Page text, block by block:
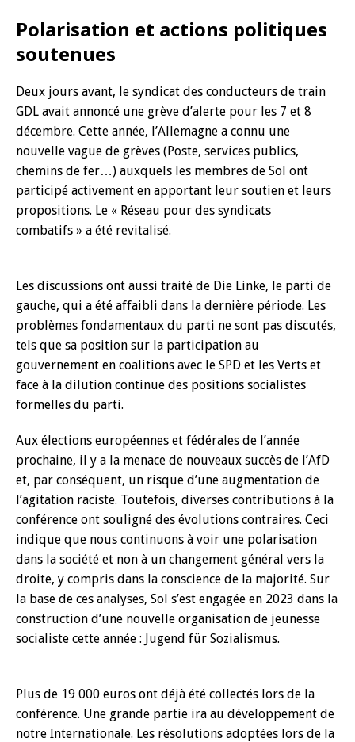
Polarisation et actions politiques
soutenues
Deux jours avant, le syndicat des conducteurs de train
GDL avait annoncé une grève d’alerte pour les 7 et 8
décembre. Cette année, l’Allemagne a connu une
nouvelle vague de grèves (Poste, services publics,
chemins de fer…) auxquels les membres de Sol ont
participé activement en apportant leur soutien et leurs
propositions. Le « Réseau pour des syndicats
combatifs » a été revitalisé.
Les discussions ont aussi traité de Die Linke, le parti de
gauche, qui a été affaibli dans la dernière période. Les
problèmes fondamentaux du parti ne sont pas discutés,
tels que sa position sur la participation au
gouvernement en coalitions avec le SPD et les Verts et
face à la dilution continue des positions socialistes
formelles du parti.
Aux élections européennes et fédérales de l’année
prochaine, il y a la menace de nouveaux succès de l’AfD
et, par conséquent, un risque d’une augmentation de
l’agitation raciste. Toutefois, diverses contributions à la
conférence ont souligné des évolutions contraires. Ceci
indique que nous continuons à voir une polarisation
dans la société et non à un changement général vers la
droite, y compris dans la conscience de la majorité. Sur
la base de ces analyses, Sol s’est engagée en 2023 dans la
construction d’une nouvelle organisation de jeunesse
socialiste cette année : Jugend für Sozialismus.
Plus de 19 000 euros ont déjà été collectés lors de la
conférence. Une grande partie ira au développement de
notre Internationale. Les résolutions adoptées lors de la